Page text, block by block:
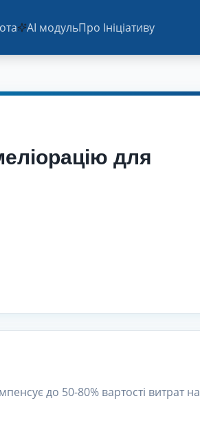
AI модульПро Ініціативу
для
до 50-80% вартості витрат на